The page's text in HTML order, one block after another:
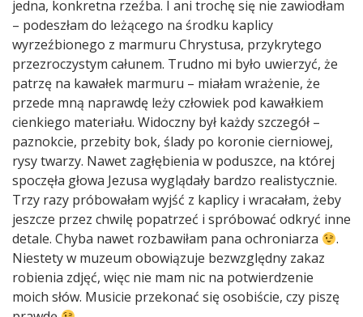
jedna, konkretna rzeźba. I ani trochę się nie zawiodłam
– podeszłam do leżącego na środku kaplicy
wyrzeźbionego z marmuru Chrystusa, przykrytego
przezroczystym całunem. Trudno mi było uwierzyć, że
patrzę na kawałek marmuru – miałam wrażenie, że
przede mną naprawdę leży człowiek pod kawałkiem
cienkiego materiału. Widoczny był każdy szczegół –
paznokcie, przebity bok, ślady po koronie cierniowej,
rysy twarzy. Nawet zagłębienia w poduszce, na której
spoczęła głowa Jezusa wyglądały bardzo realistycznie.
Trzy razy próbowałam wyjść z kaplicy i wracałam, żeby
jeszcze przez chwilę popatrzeć i spróbować odkryć inne
detale. Chyba nawet rozbawiłam pana ochroniarza
.
Niestety w muzeum obowiązuje bezwzględny zakaz
robienia zdjęć, więc nie mam nic na potwierdzenie
moich słów. Musicie przekonać się osobiście, czy piszę